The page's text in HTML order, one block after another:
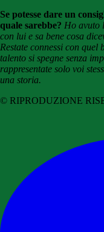
Se potesse dare un
quale sarebbe? Ho avuto
con lui e sa bene cosa
Restate connessi con
talento si spegne senza
rappresentate solo voi
una storia.
© RIPRODUZIONE